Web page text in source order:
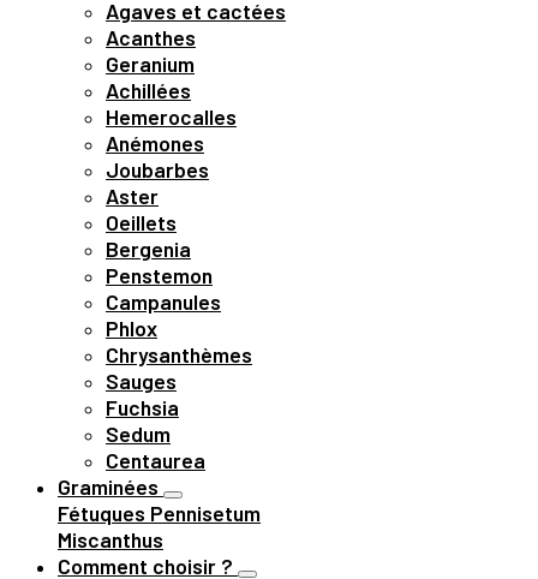
Agaves et cactées
Acanthes
Geranium
Achillées
Hemerocalles
Anémones
Joubarbes
Aster
Oeillets
Bergenia
Penstemon
Campanules
Phlox
Chrysanthèmes
Sauges
Fuchsia
Sedum
Centaurea
Graminées
Fétuques Pennisetum
Miscanthus
Comment choisir ?